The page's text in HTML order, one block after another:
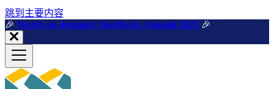
跳到主要内容
🎉️ Watch on demand: StarRocks Summit 2025 🎉️